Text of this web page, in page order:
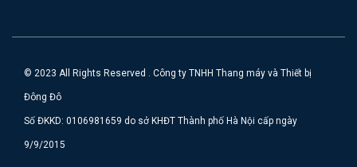
© 2023 All Rights Reserved . Công ty TNHH Thang máy và Thiết bị
Đông Đô
Số ĐKKD: 0106981659 do sở KHĐT Thành phố Hà Nội cấp ngày
9/9/2015